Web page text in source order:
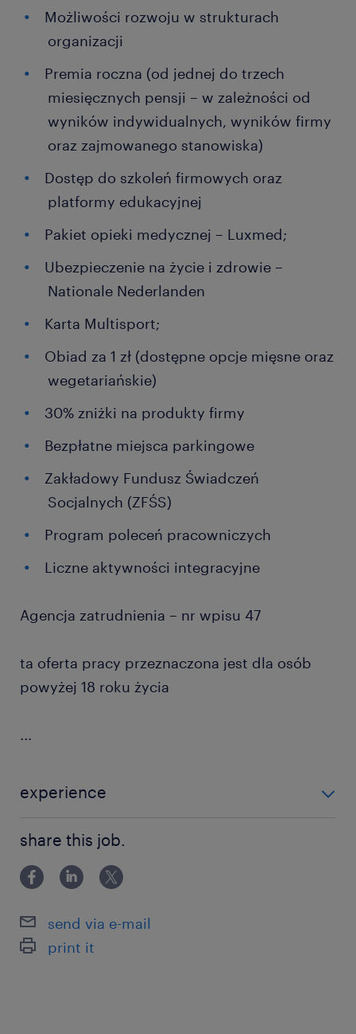
Możliwości rozwoju w strukturach
organizacji
Premia roczna (od jednej do trzech
miesięcznych pensji – w zależności od
wyników indywidualnych, wyników firmy
oraz zajmowanego stanowiska)
Dostęp do szkoleń firmowych oraz
platformy edukacyjnej
Pakiet opieki medycznej – Luxmed;
Ubezpieczenie na życie i zdrowie –
Nationale Nederlanden
Karta Multisport;
Obiad za 1 zł (dostępne opcje mięsne oraz
wegetariańskie)
30% zniżki na produkty firmy
Bezpłatne miejsca parkingowe
Zakładowy Fundusz Świadczeń
Socjalnych (ZFŚS)
Program poleceń pracowniczych
Liczne aktywności integracyjne
Agencja zatrudnienia – nr wpisu 47
ta oferta pracy przeznaczona jest dla osób
powyżej 18 roku życia
...
experience
share this job.
send via e-mail
print it